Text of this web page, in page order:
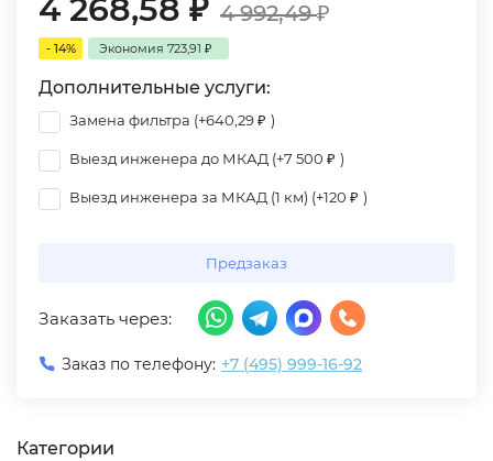
4 268,58 ₽ 4 992,49₽
- 14% Экономия 723,91 ₽
Дополнительные услуги:
Замена фильтра (+640,29₽ )
Выезд инженера до МКАД (+7 500 ₽ )
Выезд инженера за МКАД (1 км) (+120 ₽ )
Предзаказ
Заказать через:
Заказ по телефону: +7 (495) 999-16-92
Категории